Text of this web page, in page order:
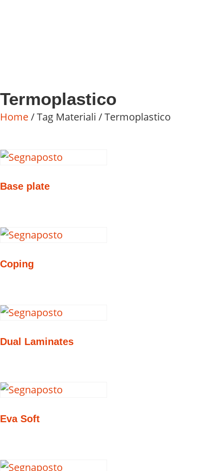
Termoplastico
Home/ Tag Materiali / Termoplastico
Base plate
Coping
Dual Laminates
Eva Soft